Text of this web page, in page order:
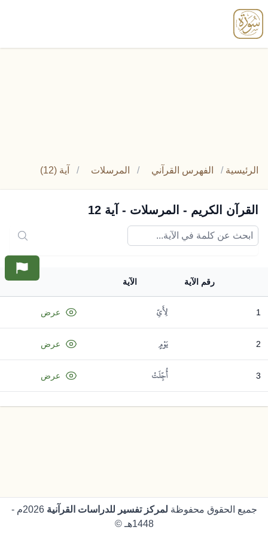
الرئيسية / الفهرس القرآني / المرسلات / آية (12)
القرآن الكريم - المرسلات - آية 12
رقم الآية الآية
1 لِأَيِّ عرض
2 يَوْمٍ عرض
3 أُجِّلَتْ عرض
جميع الحقوق محفوظة لمركز تفسير للدراسات القرآنية
2026م -
1448هـ ©